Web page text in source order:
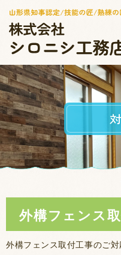
外構フェンス
外構フェンス取付工事のご対